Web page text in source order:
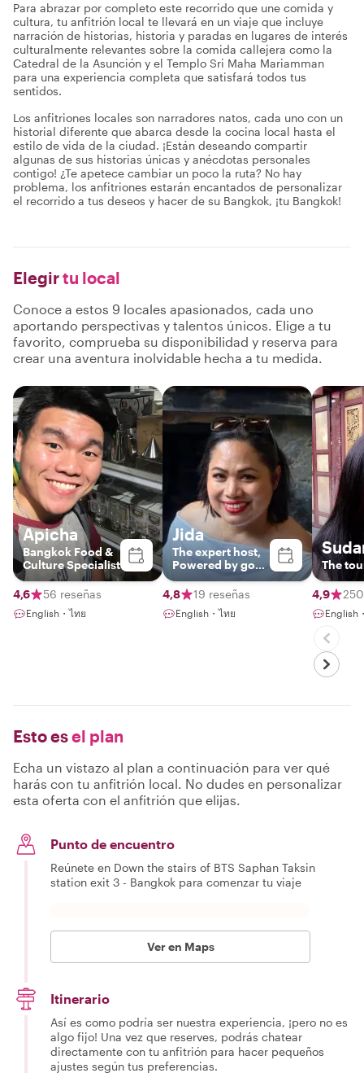
Para abrazar por completo este recorrido que une comida y
cultura, tu anfitrión local te llevará en un viaje que incluye
narración de historias, historia y paradas en lugares de interés
culturalmente relevantes sobre la comida callejera como la
Catedral de la Asunción y el Templo Sri Maha Mariamman
para una experiencia completa que satisfará todos tus
sentidos.
Los anfitriones locales son narradores natos, cada uno con un
historial diferente que abarca desde la cocina local hasta el
estilo de vida de la ciudad. ¡Están deseando compartir
algunas de sus historias únicas y anécdotas personales
contigo! ¿Te apetece cambiar un poco la ruta? No hay
problema, los anfitriones estarán encantados de personalizar
el recorrido a tus deseos y hacer de su Bangkok, ¡tu Bangkok!
Elegirtu local
Conoce a estos 9 locales apasionados, cada uno
aportando perspectivas y talentos únicos. Elige a tu
favorito, comprueba su disponibilidad y reserva para
crear una aventura inolvidable hecha a tu medida.
Apicha
Bangkok Food &
Culture Specialist
4,6 56 reseñas
English・ไทย
Jida
The expert host,
Powered by good
vibe
4,8
19 reseñas
English・ไทย
The
4,9
English
Esto esel plan
Echa un vistazo al plan a continuación para ver qué
harás con tu anfitrión local. No dudes en personalizar
esta oferta con el anfitrión que elijas.
Punto de encuentro
Reúnete en Down the stairs of BTS Saphan Taksin
station exit 3 - Bangkok para comenzar tu viaje
Ver en Maps
Itinerario
Así es como podría ser nuestra experiencia, ¡pero no es
algo fijo! Una vez que reserves, podrás chatear
directamente con tu anfitrión para hacer pequeños
ajustes según tus preferencias.